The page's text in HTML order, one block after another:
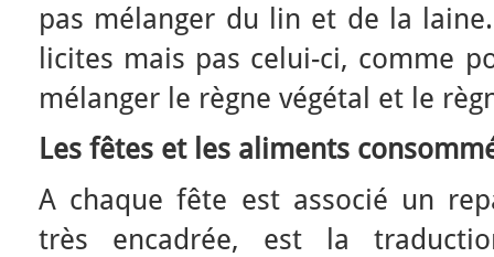
pas mélanger du lin et de la
licites mais pas celui-ci, comme
mélanger le règne végétal et le
Les fêtes et les aliments
A chaque fête est associé un
très encadrée, est la